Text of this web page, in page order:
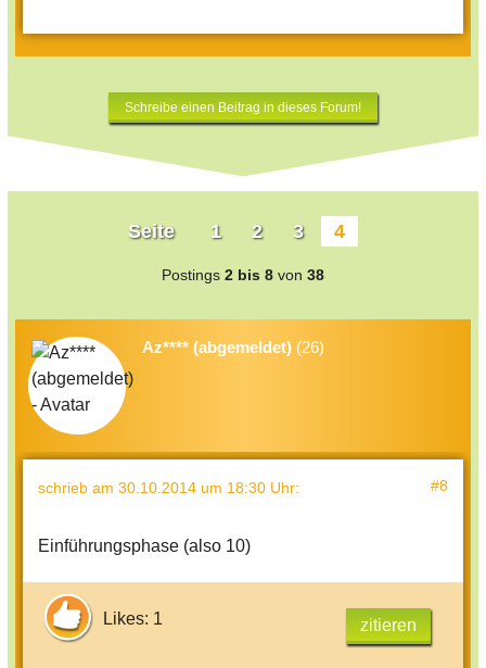
Schreibe einen Beitrag in dieses Forum!
Seite 1 2 3 4
Postings 2 bis 8 von 38
Az**** (abgemeldet) (26)
schrieb am 30.10.2014 um 18:30 Uhr: #8
Einführungsphase (also 10)
Likes: 1 zitieren